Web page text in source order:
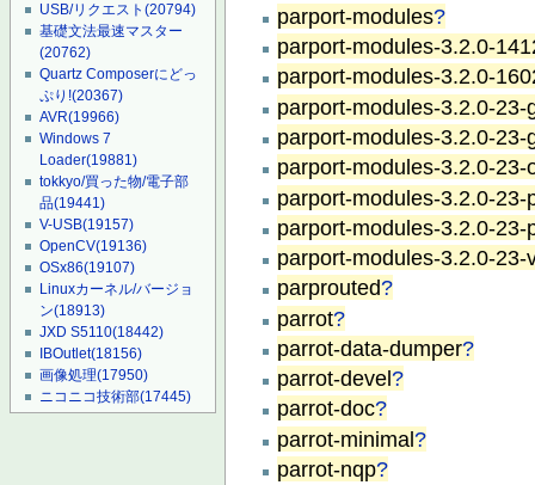
USB/リクエスト(20794)
基礎文法最速マスター
(20762)
Quartz Composerにどっ
ぷり!(20367)
AVR(19966)
Windows 7
Loader(19881)
tokkyo/買った物/電子部
品(19441)
V-USB(19157)
OpenCV(19136)
OSx86(19107)
Linuxカーネル/バージョ
ン(18913)
JXD S5110(18442)
IBOutlet(18156)
画像処理(17950)
ニコニコ技術部(17445)
parport-modules?
parport-modules-3.2.0-
parport-modules-3.2.0-
parport-modules-3.2.0-23-
parport-modules-3.2.0-23-
parport-modules-3.2.0-23-
parport-modules-3.2.0-23-
parport-modules-3.2.0-
parport-modules-3.2.0-23-
parprouted?
parrot?
parrot-data-dumper?
parrot-devel?
parrot-doc?
parrot-minimal?
parrot-nqp?